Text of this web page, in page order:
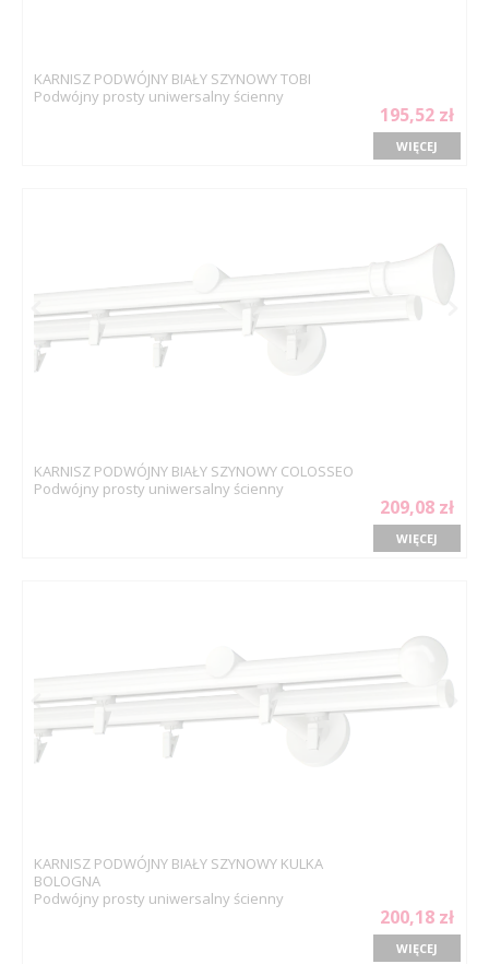
KARNISZ PODWÓJNY BIAŁY SZYNOWY TOBI
Podwójny prosty uniwersalny ścienny
195,52 zł
WIĘCEJ
KARNISZ PODWÓJNY BIAŁY SZYNOWY COLOSSEO
Podwójny prosty uniwersalny ścienny
209,08 zł
WIĘCEJ
KARNISZ PODWÓJNY BIAŁY SZYNOWY KULKA
BOLOGNA
Podwójny prosty uniwersalny ścienny
200,18 zł
WIĘCEJ